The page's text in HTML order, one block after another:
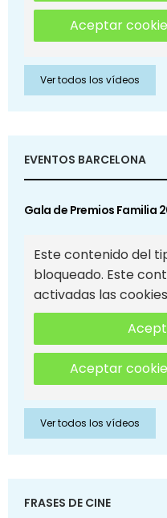
Aceptar
Ver todos los vídeos
EVENTOS BARCELONA
Gala de Premios Familia
Este contenido del
bloqueado. Este
activadas las
Aceptar
Ver todos los vídeos
FRASES DE CINE